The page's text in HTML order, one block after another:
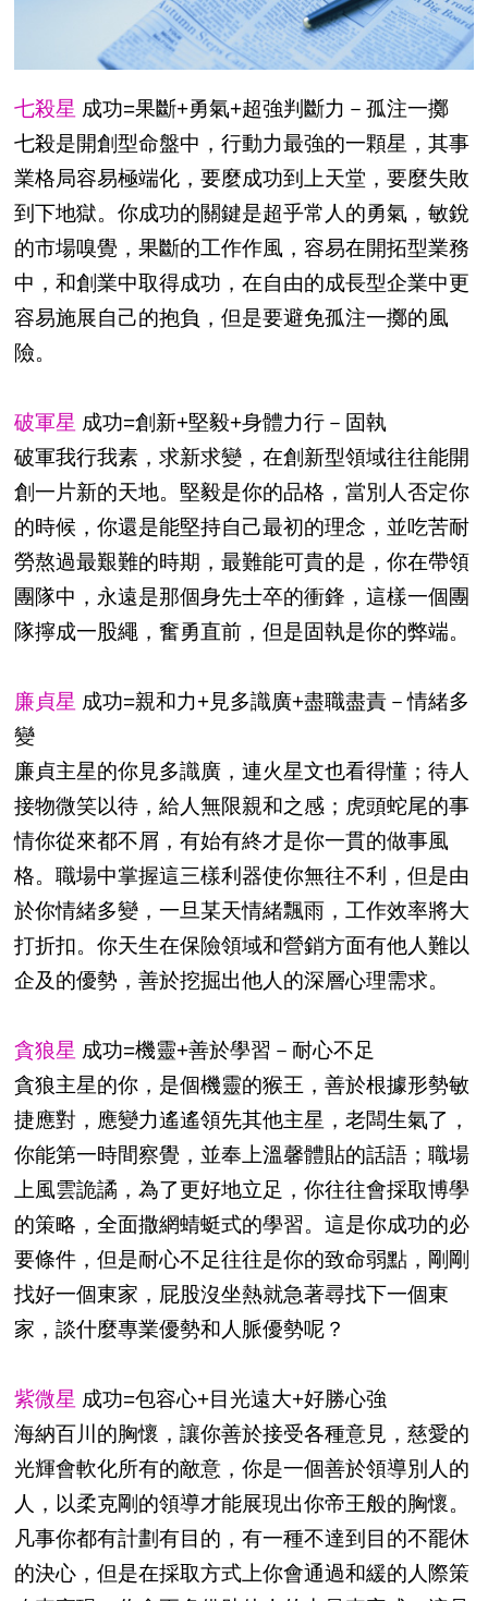
七殺星 成功=果斷+勇氣+超強判斷力－孤注一擲
七殺是開創型命盤中，行動力最強的一顆星，其事
業格局容易極端化，要麼成功到上天堂，要麼失敗
到下地獄。你成功的關鍵是超乎常人的勇氣，敏銳
的市場嗅覺，果斷的工作作風，容易在開拓型業務
中，和創業中取得成功，在自由的成長型企業中更
容易施展自己的抱負，但是要避免孤注一擲的風
險。
破軍星 成功=創新+堅毅+身體力行－固執
破軍我行我素，求新求變，在創新型領域往往能開
創一片新的天地。堅毅是你的品格，當別人否定你
的時候，你還是能堅持自己最初的理念，並吃苦耐
勞熬過最艱難的時期，最難能可貴的是，你在帶領
團隊中，永遠是那個身先士卒的衝鋒，這樣一個團
隊擰成一股繩，奮勇直前，但是固執是你的弊端。
廉貞星 成功=親和力+見多識廣+盡職盡責－情緒多
變
廉貞主星的你見多識廣，連火星文也看得懂；待人
接物微笑以待，給人無限親和之感；虎頭蛇尾的事
情你從來都不屑，有始有終才是你一貫的做事風
格。職場中掌握這三樣利器使你無往不利，但是由
於你情緒多變，一旦某天情緒飄雨，工作效率將大
打折扣。你天生在保險領域和營銷方面有他人難以
企及的優勢，善於挖掘出他人的深層心理需求。
貪狼星 成功=機靈+善於學習－耐心不足
貪狼主星的你，是個機靈的猴王，善於根據形勢敏
捷應對，應變力遙遙領先其他主星，老闆生氣了，
你能第一時間察覺，並奉上溫馨體貼的話語；職場
上風雲詭譎，為了更好地立足，你往往會採取博學
的策略，全面撒網蜻蜓式的學習。這是你成功的必
要條件，但是耐心不足往往是你的致命弱點，剛剛
找好一個東家，屁股沒坐熱就急著尋找下一個東
家，談什麼專業優勢和人脈優勢呢？
紫微星 成功=包容心+目光遠大+好勝心強
海納百川的胸懷，讓你善於接受各種意見，慈愛的
光輝會軟化所有的敵意，你是一個善於領導別人的
人，以柔克剛的領導才能展現出你帝王般的胸懷。
凡事你都有計劃有目的，有一種不達到目的不罷休
的決心，但是在採取方式上你會通過和緩的人際策